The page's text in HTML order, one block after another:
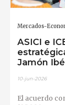
Mercados-
ASICI e
Jamón
10-jun-2026
El acuerdo